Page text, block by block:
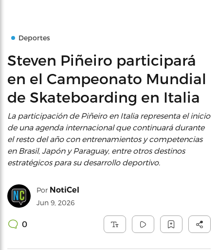
Deportes
Steven Piñeiro participará
en el Campeonato Mundial
de Skateboarding en Italia
La participación de Piñeiro en Italia representa el inicio
de una agenda internacional que continuará durante
el resto del año con entrenamientos y competencias
en Brasil, Japón y Paraguay, entre otros destinos
estratégicos para su desarrollo deportivo.
Por NotiCel
Jun 9, 2026
0